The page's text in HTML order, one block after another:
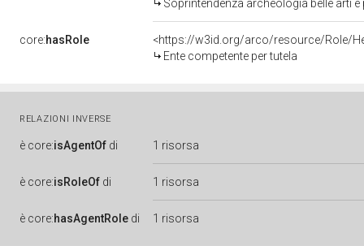
Soprintendenza archeologia belle arti
core:hasRole
<https://w3id.org/arco/resource/Role/
Ente competente per tutela
RELAZIONI INVERSE
è core:isAgentOf di 1 risorsa
è core:isRoleOf di 1 risorsa
è core:hasAgentRole di 1 risorsa